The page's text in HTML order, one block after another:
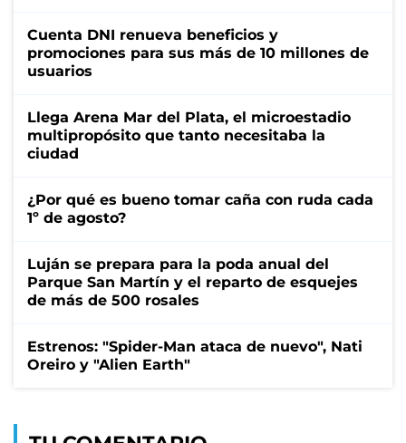
Cuenta DNI renueva beneficios y
promociones para sus más de 10 millones de
usuarios
Llega Arena Mar del Plata, el microestadio
multipropósito que tanto necesitaba la
ciudad
¿Por qué es bueno tomar caña con ruda cada
1º de agosto?
Luján se prepara para la poda anual del
Parque San Martín y el reparto de esquejes
de más de 500 rosales
Estrenos: "Spider-Man ataca de nuevo", Nati
Oreiro y "Alien Earth"